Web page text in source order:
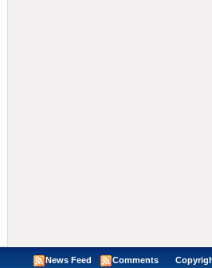
News Feed Comments Copyright